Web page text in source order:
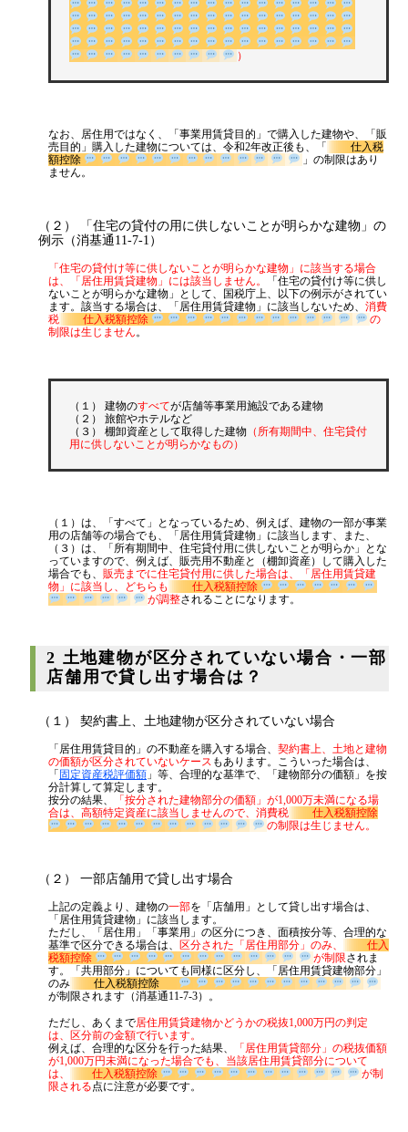
なお、居住用ではなく、「事業用賃貸目的」で購入した建物や、「販
売目的」購入した建物については、令和2年改正後も、「
仕入税
額控除
」の制限はあり
ません。
（２） 「住宅の貸付の用に供しないことが明らかな建物」の
例示（消基通11-7-1）
「住宅の貸付け等に供しないことが明らかな建物」に該当する場合
は、「居住用賃貸建物」には該当しません。
「住宅の貸付け等に供し
ないことが明らかな建物」として、国税庁上、以下の例示がされてい
ます。該当する場合は、「居住用賃貸建物」に該当しないため、 消費
税
仕入税額控除
の
制限は生じません 。
（１） 建物のすべてが店舗等事業用施設である建物
（２） 旅館やホテルなど
（３） 棚卸資産として取得した建物 （所有期間中、住宅貸付
用に供しないことが明らかなもの）
（１）は、「すべて」となっているため、例えば、建物の一部が事業
用の店舗等の場合でも、「居住用賃貸建物」に該当します、また、
（３）は、「所有期間中、住宅貸付用に供しないことが明らか」とな
っていますので、例えば、販売用不動産と（棚卸資産）して購入した
場合でも、 販売までに住宅貸付用に供した場合は、「居住用賃貸建
物」に該当し、どちらも
仕入税額控除
が調整されることになります。
2 土地建物が区分されていない場合・一部
店舗用で貸し出す場合は？
（１） 契約書上、土地建物が区分されていない場合
「居住用賃貸目的」の不動産を購入する場合、 契約書上、土地と建物
の価額が区分されていないケース もあります。こういった場合は、
「固定資産税評価額 」等、合理的な基準で、「建物部分の価額」を按
分計算して算定します。
按分の結果、
「按分された建物部分の価額」が1,000万未満になる場
合は、高額特定資産に該当しませんので、消費税
仕入税額控除
の制限は生じません。
（２） 一部店舗用で貸し出す場合
上記の定義より、建物の一部を「店舗用」として貸し出す場合は、
「居住用賃貸建物」に該当します。
ただし、「居住用」「事業用」の区分につき、面積按分等、合理的な
基準で区分できる場合は、 区分された「居住用部分」のみ、
仕入
税額控除
が制限されま
す。「共用部分」についても同様に区分し、「居住用賃貸建物部分」
のみ
仕入税額控除
が制限されます（消基通11-7-3）。
ただし、あくまで居住用賃貸建物かどうかの税抜1,000万円の判定
は、区分前の金額で行います。
例えば、合理的な区分を行った結果、
「居住用賃貸部分」の税抜価額
が1,000万円未満になった場合でも、当該居住用賃貸部分について
は、
仕入税額控除
が制限される点に注意が必要です。